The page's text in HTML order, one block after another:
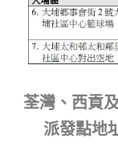
荃灣、西貢
派發點地